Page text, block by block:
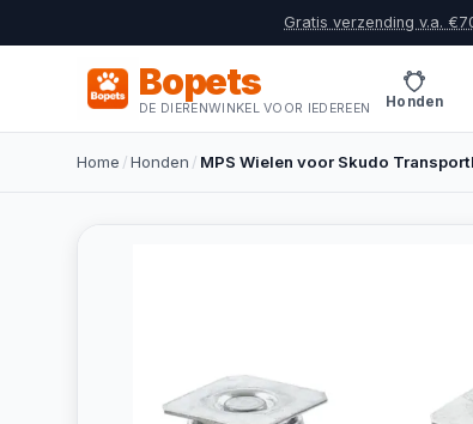
Gratis verzending v.a.
Bopets
DE DIERENWINKEL VOOR IEDEREEN Honden
Home /Honden / MPS Wielen voor Skudo